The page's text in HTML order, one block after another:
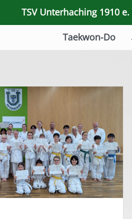
TSV Unterhaching 1910 e.
Taekwon-Do